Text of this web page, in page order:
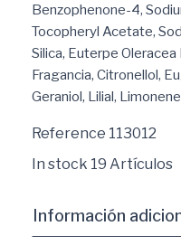
Benzophenone-4,
Tocopheryl Acetate,
Silica, Euterpe
Fragancia, Citronellol,
Geraniol, Lilial,
Reference 113012
In stock 19 Artículos
Información